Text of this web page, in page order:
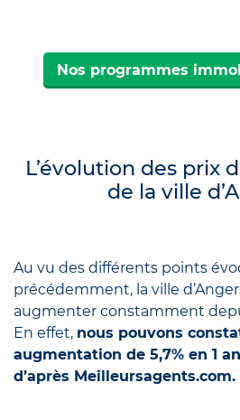
Nos programmes
L’évolution des prix
de la ville
Au vu des différents points
précédemment, la ville
augmenter constamment
En effet, nous pouvons
augmentation de 5,7% en 1 an
d’après Meilleursagents.com.